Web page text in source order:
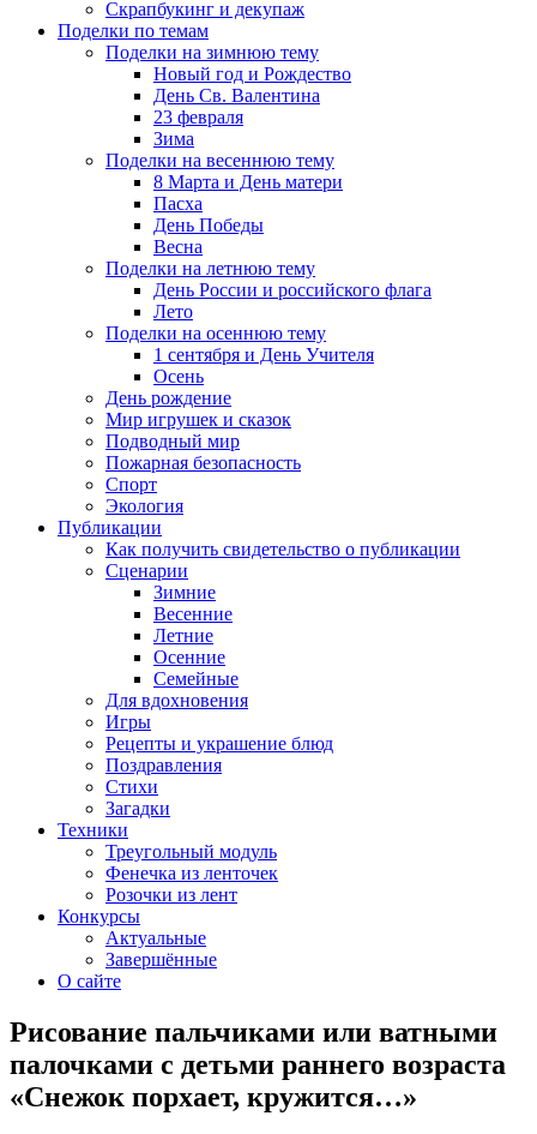
Скрапбукинг и декупаж
Поделки по темам
Поделки на зимнюю тему
Новый год и Рождество
День Св. Валентина
23 февраля
Зима
Поделки на весеннюю тему
8 Марта и День матери
Пасха
День Победы
Весна
Поделки на летнюю тему
День России и российского флага
Лето
Поделки на осеннюю тему
1 сентября и День Учителя
Осень
День рождение
Мир игрушек и сказок
Подводный мир
Пожарная безопасность
Спорт
Экология
Публикации
Как получить свидетельство о публикации
Сценарии
Зимние
Весенние
Летние
Осенние
Семейные
Для вдохновения
Игры
Рецепты и украшение блюд
Поздравления
Стихи
Загадки
Техники
Треугольный модуль
Фенечка из ленточек
Розочки из лент
Конкурсы
Актуальные
Завершённые
О сайте
Рисование пальчиками или ватными
палочками с детьми раннего возраста
«Снежок порхает, кружится…»